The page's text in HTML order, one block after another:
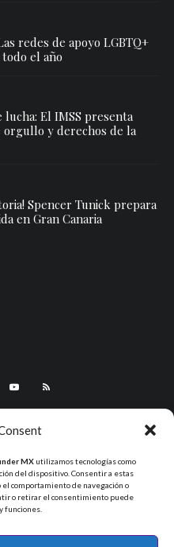
MX utilizamos tecnologías como
del dispositivo. Consentir a estas
comportamiento de navegación o
o retirar el consentimiento puede
funciones.
redes de apoyo LGBTQ+
el año
lucha: El IMSS presenta
y derechos de la
Spencer Tunick prepara
en Gran Canaria